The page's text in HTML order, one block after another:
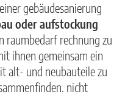
gebäudesanierung
oder aufstockung
raumbedarf rechnung zu
ihnen gemeinsam ein
alt- und neubauteile zu
nicht